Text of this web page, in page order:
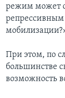
режим может
При этом, по
большинстве
возможность